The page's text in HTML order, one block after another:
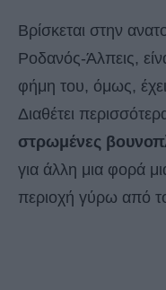
Βρίσκεται στην
Ροδανός-Άλπεις,
φήμη του, όμως,
Διαθέτει
στρωμένες
για άλλη μια φορά
περιοχή γύρω από